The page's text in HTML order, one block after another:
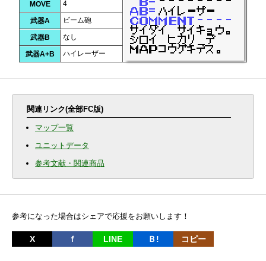
MOVE 4
武器A ビーム砲
武器B なし
武器A+B ハイレーザー
関連リンク(全部FC版)
マップ一覧
ユニットデータ
参考文献・関連商品
参考になった場合はシェアで応援をお願いします！
X ｆ LINE Ｂ! コピー